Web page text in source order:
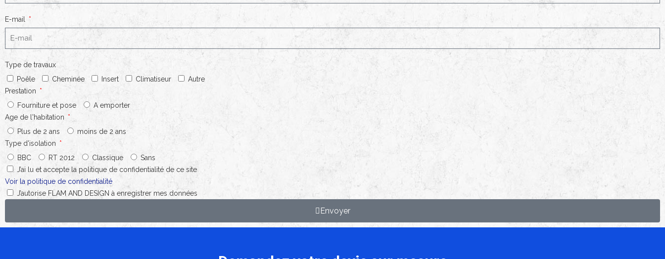
E-mail
Type de travaux
Poêle
Cheminée Insert Climatiseur
Autre
Prestation
Fourniture et pose
A emporter
Age de l'habitation
Plus de 2 ans
moins de 2 ans
Type d'isolation
BBC
RT 2012 Classique
Sans
J’ai lu et accepte la politique de confidentialité de ce site
Voir la politique de confidentialité
J’autorise FLAM AND DESIGN à enregistrer mes données
Envoyer